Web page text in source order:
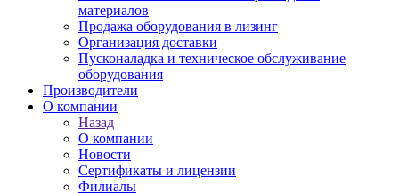
материалов
Продажа оборудования в лизинг
Организация доставки
Пусконаладка и техническое обслуживание
оборудования
Производители
О компании
Назад
О компании
Новости
Сертификаты и лицензии
Филиалы